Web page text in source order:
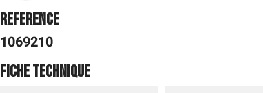
Reference
1069210
Fiche technique